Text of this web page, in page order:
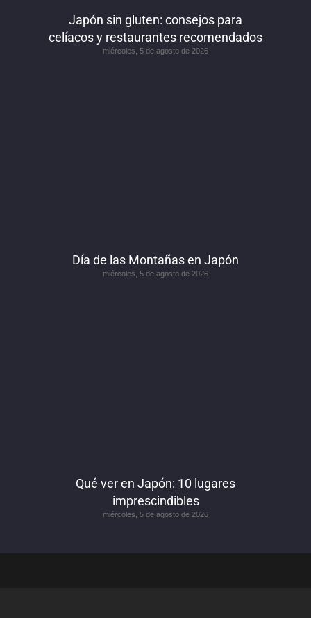
Japón sin gluten: consejos para
celíacos y restaurantes recomendados
miércoles, 5 de agosto de 2026
Día de las Montañas en Japón
miércoles, 5 de agosto de 2026
Qué ver en Japón: 10 lugares
imprescindibles
miércoles, 5 de agosto de 2026